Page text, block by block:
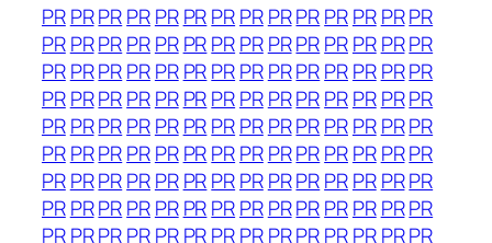
PRPRPRPRPR PRPRPRPRPRPRPR PRPR
PRPRPRPRPR PRPRPRPRPRPRPR PRPR
PRPRPRPRPR PRPRPRPRPRPRPR PRPR
PRPRPRPRPR PRPRPRPRPRPRPR PRPR
PRPRPRPRPR PRPRPRPRPRPRPR PRPR
PRPRPRPRPR PRPRPRPRPRPRPR PRPR
PRPRPRPRPR PRPRPRPRPRPRPR PRPR
PRPRPRPRPR PRPRPRPRPRPRPR PRPR
PRPRPRPRPR PRPRPRPRPRPRPR PRPR